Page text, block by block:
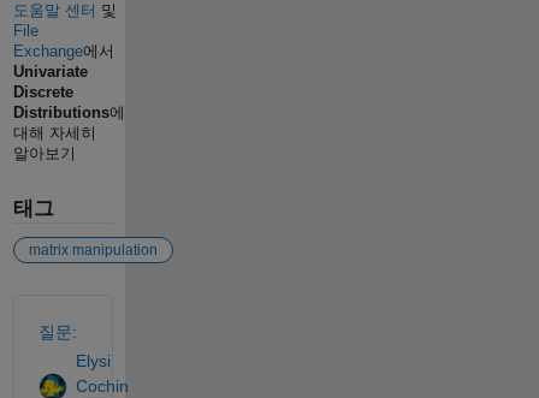
도움말 센터 및
File
Exchange에서
Univariate
Discrete
Distributions에
대해 자세히
알아보기
태그
matrix manipulation
질문:
Elysi
Cochin